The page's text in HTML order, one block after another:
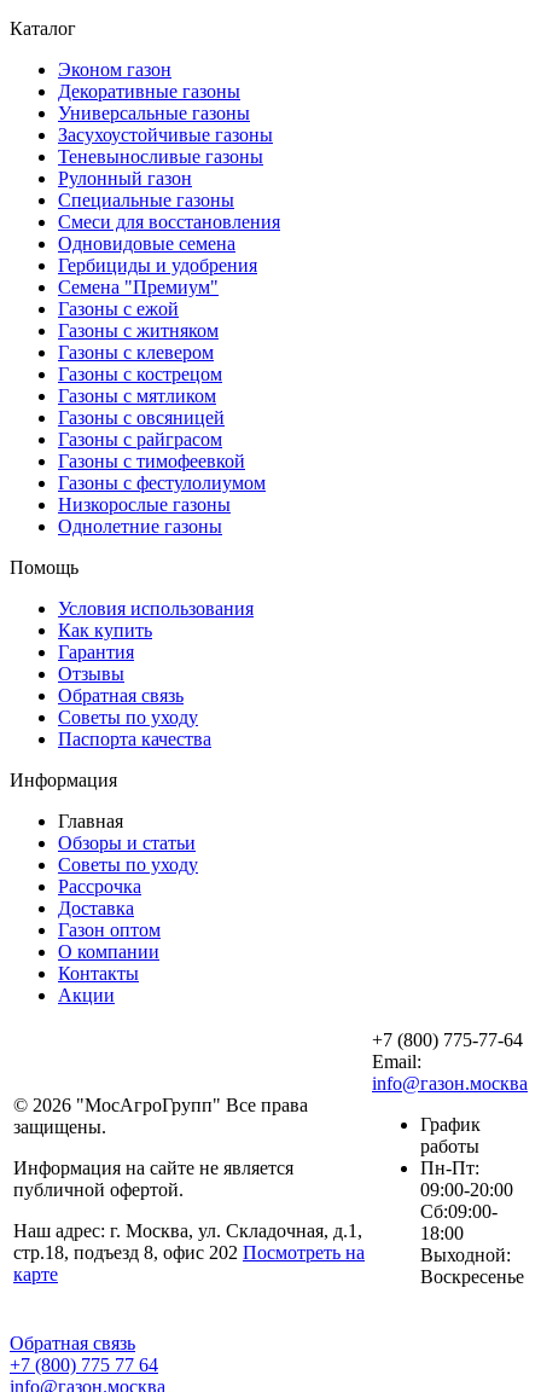
Каталог
Эконом газон
Декоративные газоны
Универсальные газоны
Засухоустойчивые газоны
Теневыносливые газоны
Рулонный газон
Специальные газоны
Смеси для восстановления
Одновидовые семена
Гербициды и удобрения
Cемена "Премиум"
Газоны с ежой
Газоны с житняком
Газоны с клевером
Газоны с кострецом
Газоны с мятликом
Газоны с овсяницей
Газоны с райграсом
Газоны с тимофеевкой
Газоны с фестулолиумом
Низкорослые газоны
Однолетние газоны
Помощь
Условия использования
Как купить
Гарантия
Отзывы
Обратная связь
Советы по уходу
Паспорта качества
Информация
Главная
Обзоры и статьи
Советы по уходу
Рассрочка
Доставка
Газон оптом
О компании
Контакты
Акции
© 2026 "МосАгроГрупп" Все права
защищены.
Информация на сайте не является
публичной офертой.
Наш адрес: г. Москва, ул. Складочная, д.1,
стр.18, подъезд 8, офис 202 Посмотреть на
карте
+7 (800) 775-77-64
Email:
info@газон.москва
График
работы
Пн-Пт:
09:00-20:00
Сб:09:00-
18:00
Выходной:
Воскресенье
Обратная связь
+7 (800) 775 77 64
info@газон.москва